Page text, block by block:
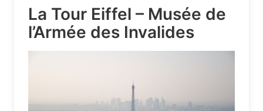
La Tour Eiffel – Musée de
l’Armée des Invalides